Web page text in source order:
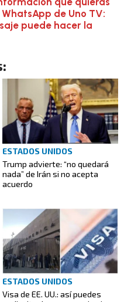
de Uno TV:
puede hacer la
ESTADOS UNIDOS
Trump advierte: “no quedará
nada” de Irán si no acepta
acuerdo
ESTADOS UNIDOS
Visa de EE. UU.: así puedes